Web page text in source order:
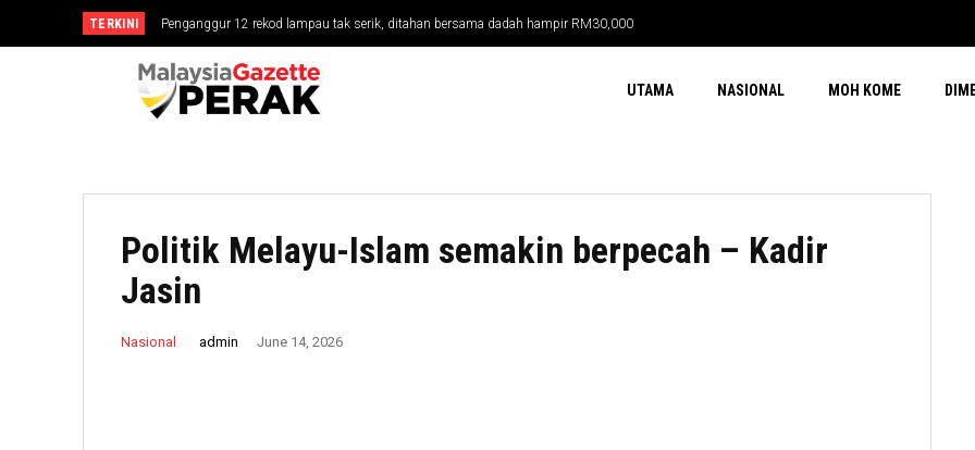
TERKINI Penganggur 12 rekod lampau tak serik, ditahan bersama dadah hampir RM30,000
UTAMA NASIONAL MOH KOME
Politik Melayu-Islam semakin berpecah – Kadir
Jasin
Nasional admin June 14, 2026